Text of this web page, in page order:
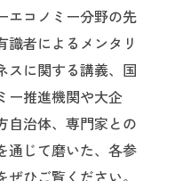
エコノミー分野の先
識者によるメンタリ
スに関する講義、国
ー推進機関や大企
自治体、専門家との
通じて磨いた、各参
ひご覧ください。